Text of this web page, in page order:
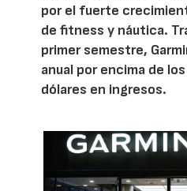
por el fuerte
de fitness y náutica.
primer semestre,
anual por encima de
dólares en ingresos.